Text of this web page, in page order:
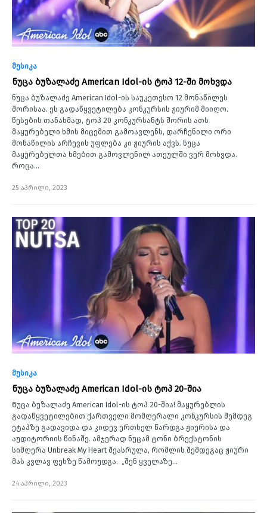
მუსიკა
ნუცა ბუზალაძე American Idol-ის ტოპ 12-ში მოხვდა
ნუცა ბუზალაძე American Idol-ის საუკეთესო 12 მონაწილეს
შორისაა. ეს გადაწყვეტილება კონკურსის ჟიურიმ მიიღო.
წესების თანახმად, ტოპ 20 კონკურსანტს შორის ათს
მაყურებელი ხმის მიცემით გამოავლენს, დარჩენილი ორი
მონაწილის არჩევის უფლება კი ჟიურის აქვს. ნუცა
მაყურებელთა ხმებით გამოვლენილ ათეულში ვერ მოხვდა.
როცა…
25 აპრილი, 2023
მუსიკა
ნუცა ბუზალაძე American Idol-ის ტოპ 20-შია
Ნუცა ბუზალაძე American Idol-ის ტოპ 20-შია! მაყურებლის
გადაწყვეტილებით ქართველი მომღერალი კონკურსის შემდეგ
ეტაპზე გადავიდა და კიდევ ერთხელ წარდგა ჟიურისა და
აუდიტორიის წინაშე. ამჯერად ნუცამ ტონი ბრექსტონის
სიმღერა Unbreak My Heart შეასრულა, რომლის შემდეგაც ჟიური
მას კვლავ ფეხზე წამოუდგა. „შენ ყველაზე…
24 აპრილი, 2023